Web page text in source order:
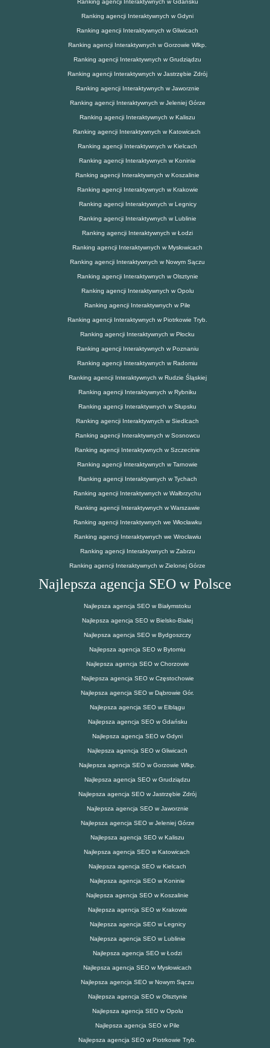
Ranking agencji Interaktywnych w Gdańsku
Ranking agencji Interaktywnych w Gdyni
Ranking agencji Interaktywnych w Gliwicach
Ranking agencji Interaktywnych w Gorzowie Wlkp.
Ranking agencji Interaktywnych w Grudziądzu
Ranking agencji Interaktywnych w Jastrzębie Zdrój
Ranking agencji Interaktywnych w Jaworznie
Ranking agencji Interaktywnych w Jeleniej Górze
Ranking agencji Interaktywnych w Kaliszu
Ranking agencji Interaktywnych w Katowicach
Ranking agencji Interaktywnych w Kielcach
Ranking agencji Interaktywnych w Koninie
Ranking agencji Interaktywnych w Koszalinie
Ranking agencji Interaktywnych w Krakowie
Ranking agencji Interaktywnych w Legnicy
Ranking agencji Interaktywnych w Lublinie
Ranking agencji Interaktywnych w Łodzi
Ranking agencji Interaktywnych w Mysłowicach
Ranking agencji Interaktywnych w Nowym Sączu
Ranking agencji Interaktywnych w Olsztynie
Ranking agencji Interaktywnych w Opolu
Ranking agencji Interaktywnych w Pile
Ranking agencji Interaktywnych w Piotrkowie Tryb.
Ranking agencji Interaktywnych w Płocku
Ranking agencji Interaktywnych w Poznaniu
Ranking agencji Interaktywnych w Radomiu
Ranking agencji Interaktywnych w Rudzie Śląskiej
Ranking agencji Interaktywnych w Rybniku
Ranking agencji Interaktywnych w Słupsku
Ranking agencji Interaktywnych w Siedlcach
Ranking agencji Interaktywnych w Sosnowcu
Ranking agencji Interaktywnych w Szczecinie
Ranking agencji Interaktywnych w Tarnowie
Ranking agencji Interaktywnych w Tychach
Ranking agencji Interaktywnych w Wałbrzychu
Ranking agencji Interaktywnych w Warszawie
Ranking agencji Interaktywnych we Włocławku
Ranking agencji Interaktywnych we Wrocławiu
Ranking agencji Interaktywnych w Zabrzu
Ranking agencji Interaktywnych w Zielonej Górze
Najlepsza agencja SEO w Polsce
Najlepsza agencja SEO w Białymstoku
Najlepsza agencja SEO w Bielsko-Białej
Najlepsza agencja SEO w Bydgoszczy
Najlepsza agencja SEO w Bytomiu
Najlepsza agencja SEO w Chorzowie
Najlepsza agencja SEO w Częstochowie
Najlepsza agencja SEO w Dąbrowie Gór.
Najlepsza agencja SEO w Elblągu
Najlepsza agencja SEO w Gdańsku
Najlepsza agencja SEO w Gdyni
Najlepsza agencja SEO w Gliwicach
Najlepsza agencja SEO w Gorzowie Wlkp.
Najlepsza agencja SEO w Grudziądzu
Najlepsza agencja SEO w Jastrzębie Zdrój
Najlepsza agencja SEO w Jaworznie
Najlepsza agencja SEO w Jeleniej Górze
Najlepsza agencja SEO w Kaliszu
Najlepsza agencja SEO w Katowicach
Najlepsza agencja SEO w Kielcach
Najlepsza agencja SEO w Koninie
Najlepsza agencja SEO w Koszalinie
Najlepsza agencja SEO w Krakowie
Najlepsza agencja SEO w Legnicy
Najlepsza agencja SEO w Lublinie
Najlepsza agencja SEO w Łodzi
Najlepsza agencja SEO w Mysłowicach
Najlepsza agencja SEO w Nowym Sączu
Najlepsza agencja SEO w Olsztynie
Najlepsza agencja SEO w Opolu
Najlepsza agencja SEO w Pile
Najlepsza agencja SEO w Piotrkowie Tryb.